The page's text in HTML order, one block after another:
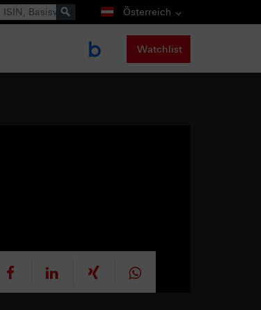
Österreich
Watchlist
mitteilen